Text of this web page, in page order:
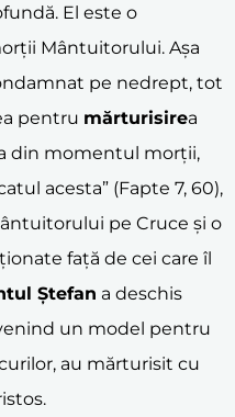
El este o
Mântuitorului. Așa
pe nedrept, tot
pentru mărturisirea
din momentul morții,
acesta” (Fapte 7, 60),
pe Cruce și o
față de cei care îl
Ștefan a deschis
un model pentru
au mărturisit cu